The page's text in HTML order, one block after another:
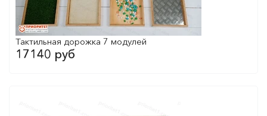
Тактильная дорожка 7 модулей
17140 руб